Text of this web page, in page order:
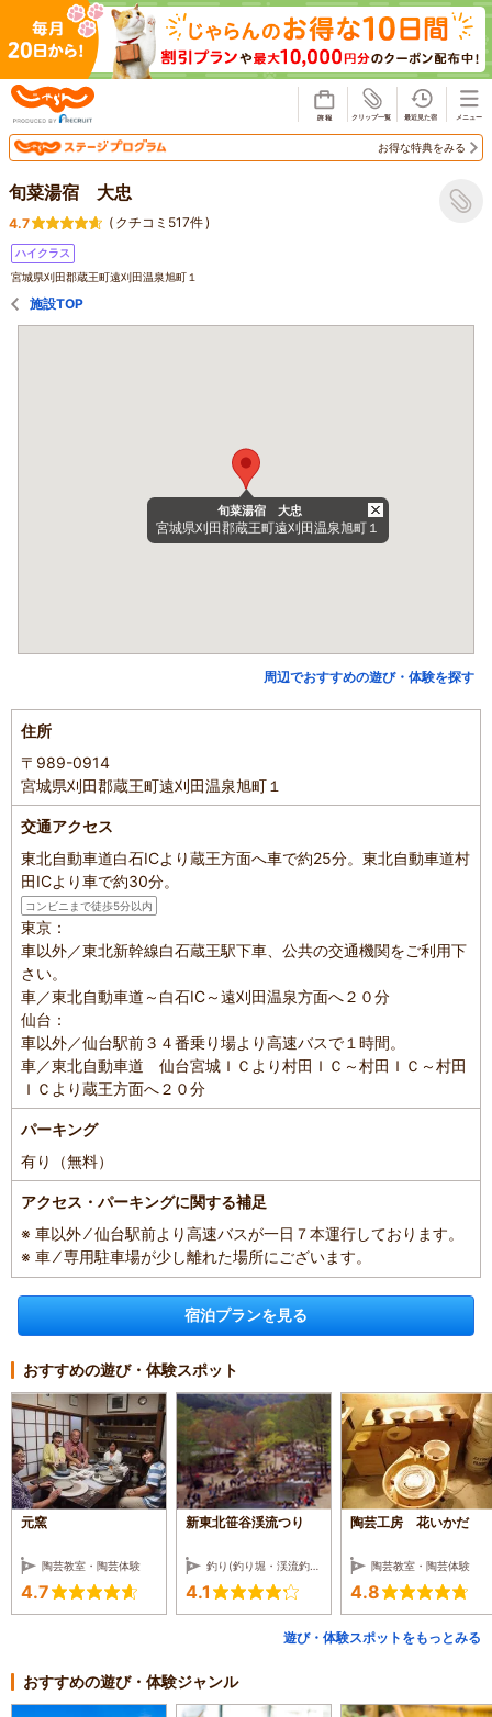
お得な特典をみる
旬菜湯宿 大忠
4.7 ( クチコミ517件)
ハイクラス
宮城県刈田郡蔵王町遠刈田温泉旭町１
施設TOP
旬菜湯宿 大忠
宮城県刈田郡蔵王町遠刈田温泉旭町１
周辺でおすすめの遊び・体験を探す
住所
〒989-0914
宮城県刈田郡蔵王町遠刈田温泉旭町１
交通アクセス
東北自動車道白石ICより蔵王方面へ車で約25分。東北自動車道村
田ICより車で約30分。
コンビニまで徒歩5分以内
東京：
車以外／東北新幹線白石蔵王駅下車、公共の交通機関をご利用下
さい。
車／東北自動車道～白石IC～遠刈田温泉方面へ２０分
仙台：
車以外／仙台駅前３４番乗り場より高速バスで１時間。
車／東北自動車道 仙台宮城ＩＣより村田ＩＣ～村田ＩＣ～村田
ＩＣより蔵王方面へ２０分
パーキング
有り（無料）
アクセス・パーキングに関する補足
※ 車以外 ⁄ 仙台駅前より高速バスが一日７本運行しております。
※ 車 ⁄ 専用駐車場が少し離れた場所にございます。
宿泊プランを見る
おすすめの遊び・体験スポット
元窯
陶芸教室・陶芸体験
4.7
新東北笹谷渓流つり
4.1
陶芸工房 花いかだ
陶芸教室・陶芸体験
4.8
遊び・体験スポットをもっとみる
おすすめの遊び・体験ジャンル